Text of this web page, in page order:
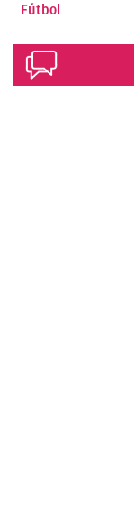
Fútbol